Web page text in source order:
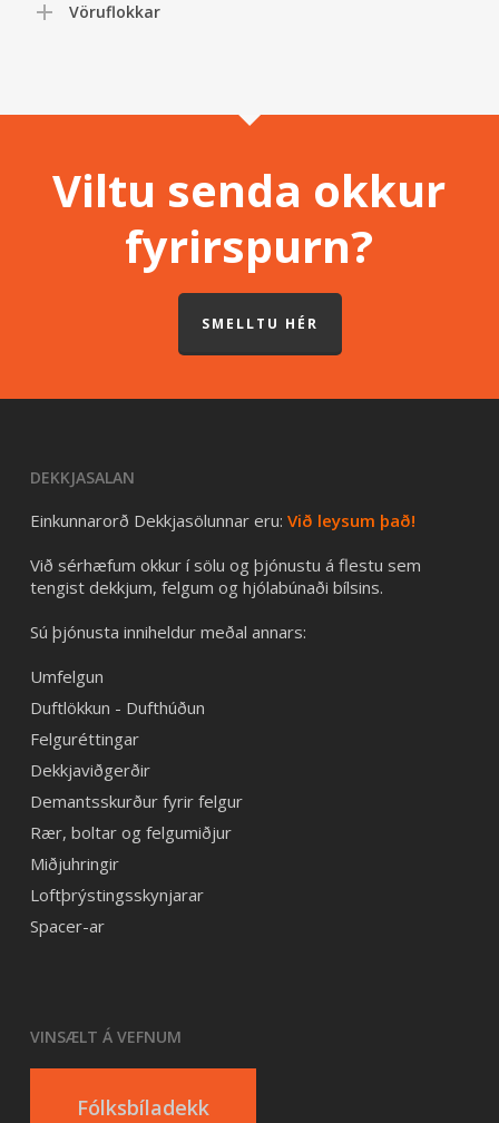
Vöruflokkar
Viltu senda okkur
fyrirspurn?
SMELLTU HÉR
DEKKJASALAN
Einkunnarorð Dekkjasölunnar eru: Við leysum það!
Við sérhæfum okkur í sölu og þjónustu á flestu sem
tengist dekkjum, felgum og hjólabúnaði bílsins.
Sú þjónusta inniheldur meðal annars:
Umfelgun
Duftlökkun - Dufthúðun
Felguréttingar
Dekkjaviðgerðir
Demantsskurður fyrir felgur
Rær, boltar og felgumiðjur
Miðjuhringir
Loftþrýstingsskynjarar
Spacer-ar
VINSÆLT Á VEFNUM
Fólksbíladekk